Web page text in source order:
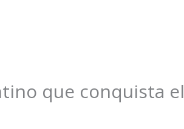
que conquista el